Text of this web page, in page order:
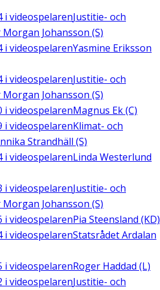
i videospelarenJustitie- och
Johansson (S)
i videospelarenYasmine Eriksson
i videospelarenJustitie- och
Johansson (S)
i videospelarenMagnus Ek (C)
i videospelarenKlimat- och
Strandhäll (S)
i videospelarenLinda Westerlund
i videospelarenJustitie- och
Johansson (S)
i videospelarenPia Steensland (KD)
i videospelarenStatsrådet Ardalan
i videospelarenRoger Haddad (L)
i videospelarenJustitie- och